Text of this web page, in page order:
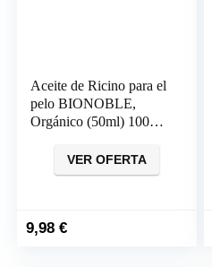
Aceite de Ricino para el
pelo BIONOBLE,
Orgánico (50ml) 100%
VER OFERTA
9,98€